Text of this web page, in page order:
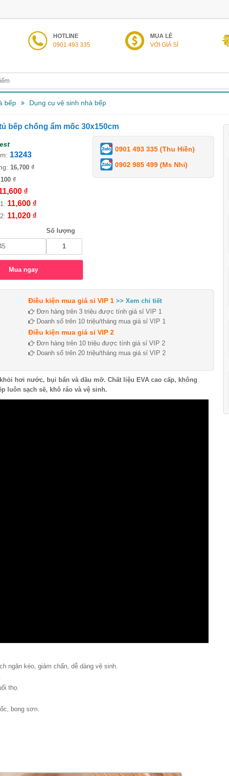
HOTLINE
0901 493 335
MUA LẺ
VỚI GIÁ SỈ
bếp Dụng cụ vệ sinh nhà bếp
bếp chống ẩm mốc 30x150cm
13243
16,700 ₫
₫
₫
11,600 ₫
11,020 ₫
Số lượng
0901 493 335 (Thu Hiền)
0902 985 499 (Ms Nhi)
Điều kiện mua giá sỉ VIP 1 >> Xem chi tiết
Đơn hàng trên 3 triệu được tính giá sỉ VIP 1
Doanh số trên 10 triệu/tháng mua giá sỉ VIP 1
Điều kiện mua giá sỉ VIP 2
Đơn hàng trên 10 triệu được tính giá sỉ VIP 2
Doanh số trên 20 triệu/tháng mua giá sỉ VIP 2
hơi nước, bụi bẩn và dầu mỡ. Chất liệu EVA cao cấp, không
luôn sạch sẽ, khô ráo và vệ sinh.
ngăn kéo, giảm chấn, dễ dàng vệ sinh.
thọ.
bong sơn.